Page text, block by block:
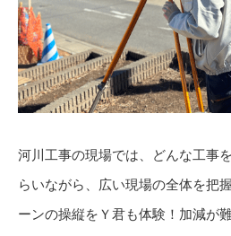
河川工事の現場では、どんな工事
らいながら、広い現場の全体を把
ーンの操縦をＹ君も体験！加減が